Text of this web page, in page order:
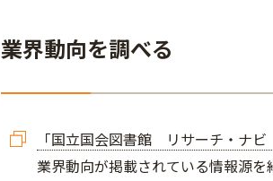
業界動向を調べる
「国立国会図書館 リサーチ・ナ
業界動向が掲載されている情報源